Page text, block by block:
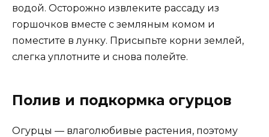
водой. Осторожно извлеките рассаду из
горшочков вместе с земляным комом и
поместите в лунку. Присыпьте корни землей,
слегка уплотните и снова полейте.
Полив и подкормка огурцов
Огурцы — влаголюбивые растения, поэтому